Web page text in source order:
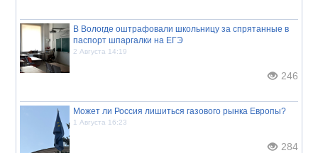
В Вологде оштрафовали школьницу за спрятанные в
паспорт шпаргалки на ЕГЭ
2 Августа 14:19
246
Может ли Россия лишиться газового рынка Европы?
1 Августа 16:23
284